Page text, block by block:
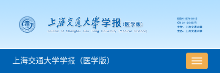
导
航
上海交通大学学报（医学版）